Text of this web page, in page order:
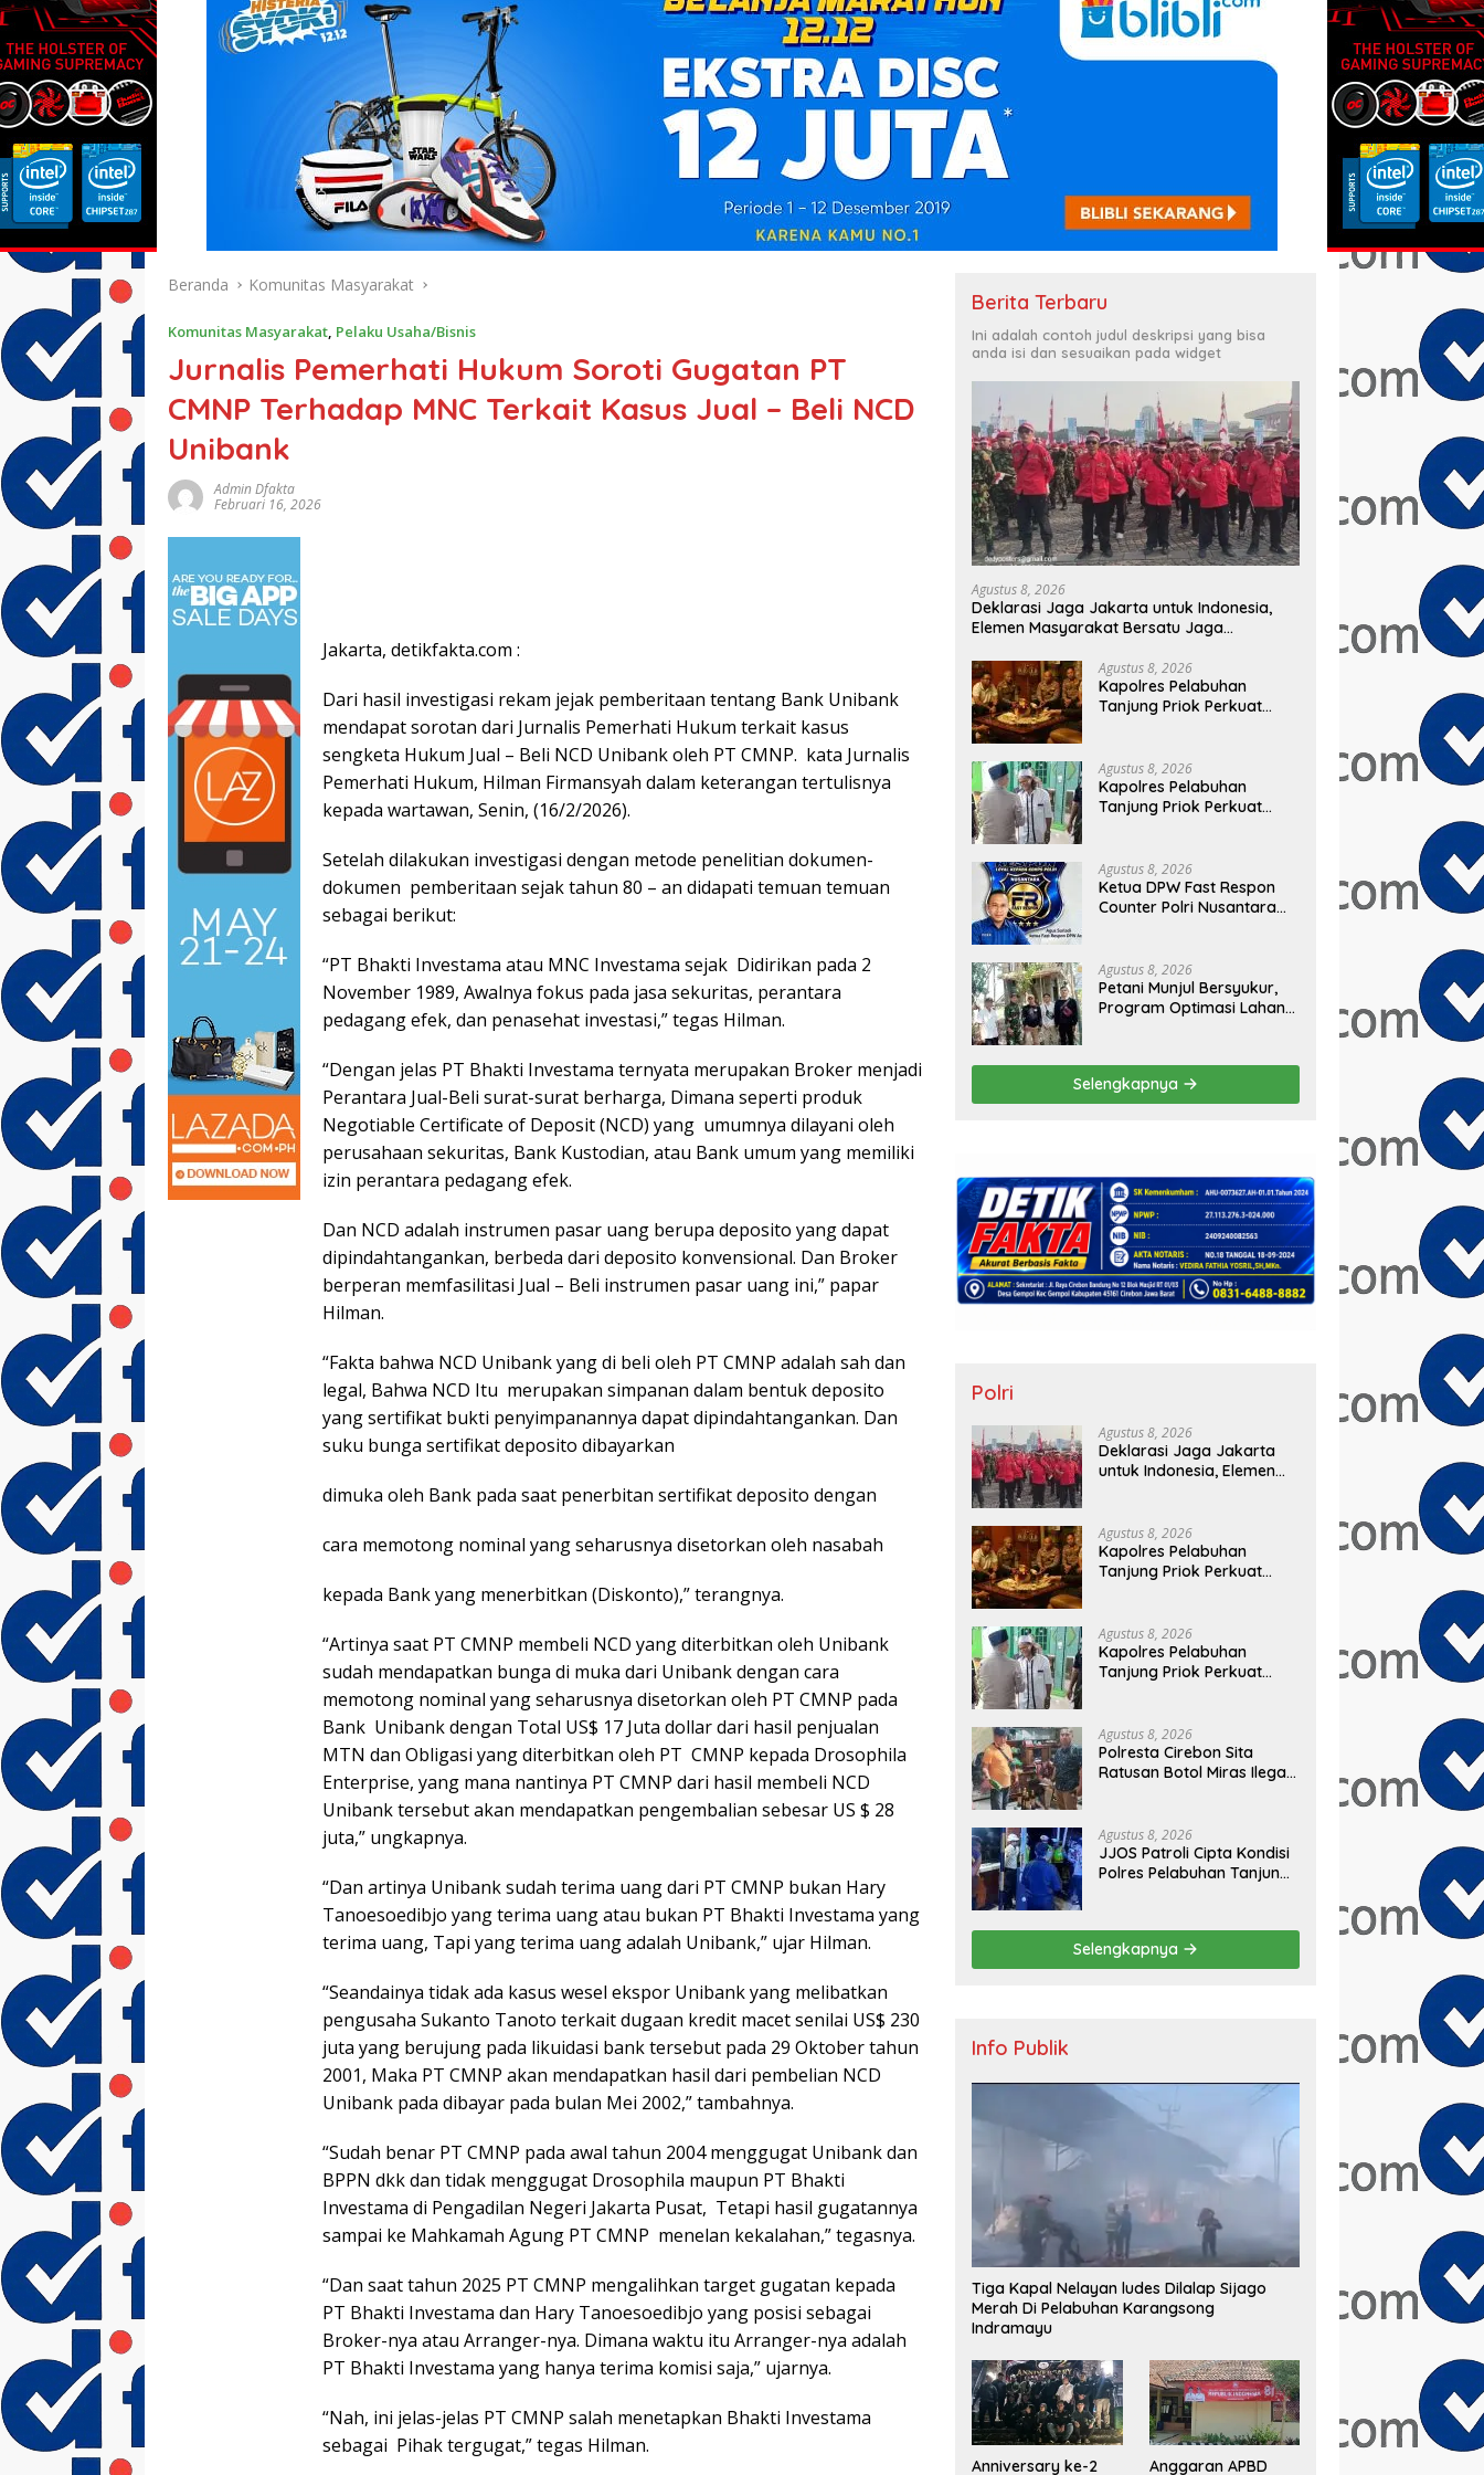
Beranda Komunitas Masyarakat
Komunitas Masyarakat, Pelaku Usaha/Bisnis
Jurnalis Pemerhati Hukum Soroti Gugatan PT
CMNP Terhadap MNC Terkait Kasus Jual – Beli NCD
Unibank
Admin Dfakta
Februari 16, 2026
Jakarta, detikfakta.com :
Dari hasil investigasi rekam jejak pemberitaan tentang Bank Unibank
mendapat sorotan dari Jurnalis Pemerhati Hukum terkait kasus
sengketa Hukum Jual – Beli NCD Unibank oleh PT CMNP. kata Jurnalis
Pemerhati Hukum, Hilman Firmansyah dalam keterangan tertulisnya
kepada wartawan, Senin, (16/2/2026).
Setelah dilakukan investigasi dengan metode penelitian dokumen-
dokumen pemberitaan sejak tahun 80 – an didapati temuan temuan
sebagai berikut:
“PT Bhakti Investama atau MNC Investama sejak Didirikan pada 2
November 1989, Awalnya fokus pada jasa sekuritas, perantara
pedagang efek, dan penasehat investasi,” tegas Hilman.
“Dengan jelas PT Bhakti Investama ternyata merupakan Broker menjadi
Perantara Jual-Beli surat-surat berharga, Dimana seperti produk
Negotiable Certificate of Deposit (NCD) yang umumnya dilayani oleh
perusahaan sekuritas, Bank Kustodian, atau Bank umum yang memiliki
izin perantara pedagang efek.
Dan NCD adalah instrumen pasar uang berupa deposito yang dapat
dipindahtangankan, berbeda dari deposito konvensional. Dan Broker
berperan memfasilitasi Jual – Beli instrumen pasar uang ini,” papar
Hilman.
“Fakta bahwa NCD Unibank yang di beli oleh PT CMNP adalah sah dan
legal, Bahwa NCD Itu merupakan simpanan dalam bentuk deposito
yang sertifikat bukti penyimpanannya dapat dipindahtangankan. Dan
suku bunga sertifikat deposito dibayarkan
dimuka oleh Bank pada saat penerbitan sertifikat deposito dengan
cara memotong nominal yang seharusnya disetorkan oleh nasabah
kepada Bank yang menerbitkan (Diskonto),” terangnya.
“Artinya saat PT CMNP membeli NCD yang diterbitkan oleh Unibank
sudah mendapatkan bunga di muka dari Unibank dengan cara
memotong nominal yang seharusnya disetorkan oleh PT CMNP pada
Bank Unibank dengan Total US$ 17 Juta dollar dari hasil penjualan
MTN dan Obligasi yang diterbitkan oleh PT CMNP kepada Drosophila
Enterprise, yang mana nantinya PT CMNP dari hasil membeli NCD
Unibank tersebut akan mendapatkan pengembalian sebesar US $ 28
juta,” ungkapnya.
“Dan artinya Unibank sudah terima uang dari PT CMNP bukan Hary
Tanoesoedibjo yang terima uang atau bukan PT Bhakti Investama yang
terima uang, Tapi yang terima uang adalah Unibank,” ujar Hilman.
“Seandainya tidak ada kasus wesel ekspor Unibank yang melibatkan
pengusaha Sukanto Tanoto terkait dugaan kredit macet senilai US$ 230
juta yang berujung pada likuidasi bank tersebut pada 29 Oktober tahun
2001, Maka PT CMNP akan mendapatkan hasil dari pembelian NCD
Unibank pada dibayar pada bulan Mei 2002,” tambahnya.
“Sudah benar PT CMNP pada awal tahun 2004 menggugat Unibank dan
BPPN dkk dan tidak menggugat Drosophila maupun PT Bhakti
Investama di Pengadilan Negeri Jakarta Pusat, Tetapi hasil gugatannya
sampai ke Mahkamah Agung PT CMNP menelan kekalahan,” tegasnya.
“Dan saat tahun 2025 PT CMNP mengalihkan target gugatan kepada
PT Bhakti Investama dan Hary Tanoesoedibjo yang posisi sebagai
Broker-nya atau Arranger-nya. Dimana waktu itu Arranger-nya adalah
PT Bhakti Investama yang hanya terima komisi saja,” ujarnya.
“Nah, ini jelas-jelas PT CMNP salah menetapkan Bhakti Investama
sebagai Pihak tergugat,” tegas Hilman.
Berita Terbaru
Ini adalah contoh judul deskripsi yang bisa
anda isi dan sesuaikan pada widget
Agustus 8, 2026
Deklarasi Jaga Jakarta untuk Indonesia,
Elemen Masyarakat Bersatu Jaga
Agustus 8, 2026
Kapolres Pelabuhan
Tanjung Priok Perkuat
Utara, Bahas Kamtibmas
dan Kerukunan
Agustus 8, 2026
Kapolres Pelabuhan
Tanjung Priok Perkuat
Agustus 8, 2026
Ketua DPW Fast Respon
Counter Polri Nusantara
Masyarakat Aceh Timur
Agustus 8, 2026
Petani Munjul Bersyukur,
Program Optimasi Lahan
Keluarga
Selengkapnya
Polri
Agustus 8, 2026
Deklarasi Jaga Jakarta
untuk Indonesia, Elemen
Agustus 8, 2026
Kapolres Pelabuhan
Tanjung Priok Perkuat
Utara, Bahas Kamtibmas
dan Kerukunan
Agustus 8, 2026
Kapolres Pelabuhan
Tanjung Priok Perkuat
Agustus 8, 2026
Polresta Cirebon Sita
Ratusan Botol Miras Ilegal
Agustus 8, 2026
JJOS Patroli Cipta Kondisi
Polres Pelabuhan Tanjung
Kamtibmas
Selengkapnya
Info Publik
Tiga Kapal Nelayan ludes Dilalap Sijago
Merah Di Pelabuhan Karangsong
Indramayu
Anniversary ke-2
Anggaran APBD